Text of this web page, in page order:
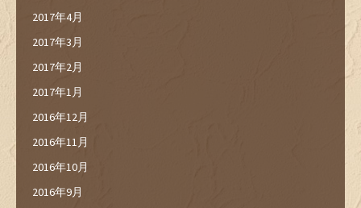
2017年4月
2017年3月
2017年2月
2017年1月
2016年12月
2016年11月
2016年10月
2016年9月